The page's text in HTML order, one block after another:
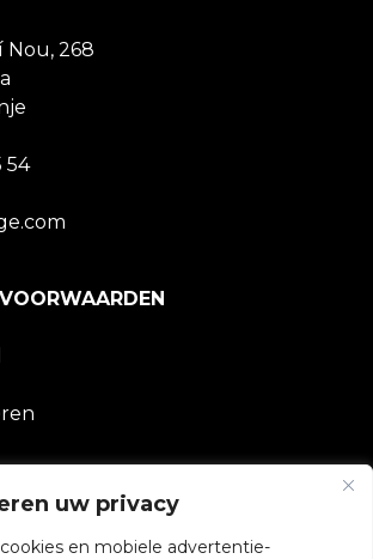
uw privacy
en mobiele advertentie-
Nou, 268
54